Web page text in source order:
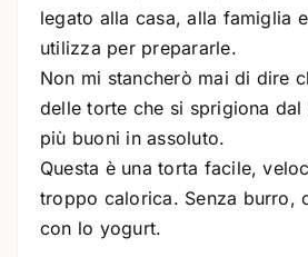
legato alla casa, alla famiglia
utilizza per prepararle.
Non mi stancherò mai di dire
delle torte che si sprigiona
più buoni in assoluto.
Questa è una torta facile,
troppo calorica. Senza burro,
con lo yogurt.